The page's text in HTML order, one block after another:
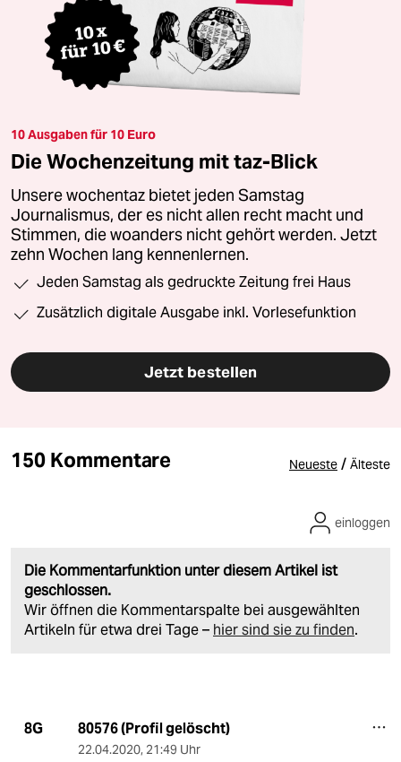
10 Ausgaben für 10 Euro
Die Wochenzeitung mit taz-Blick
Unsere wochentaz bietet jeden Samstag
Journalismus, der es nicht allen recht macht und
Stimmen, die woanders nicht gehört werden. Jetzt
zehn Wochen lang kennenlernen.
Jeden Samstag als gedruckte Zeitung frei Haus
Zusätzlich digitale Ausgabe inkl. Vorlesefunktion
Jetzt bestellen
150 Kommentare Neueste / Älteste
Die Kommentarfunktion unter diesem Artikel ist
geschlossen.
Wir öffnen die Kommentarspalte bei ausgewählten
Artikeln für etwa drei Tage – hier sind sie zu finden.
einloggen
8G 80576 (Profil gelöscht)
22.04.2020, 21:49 Uhr